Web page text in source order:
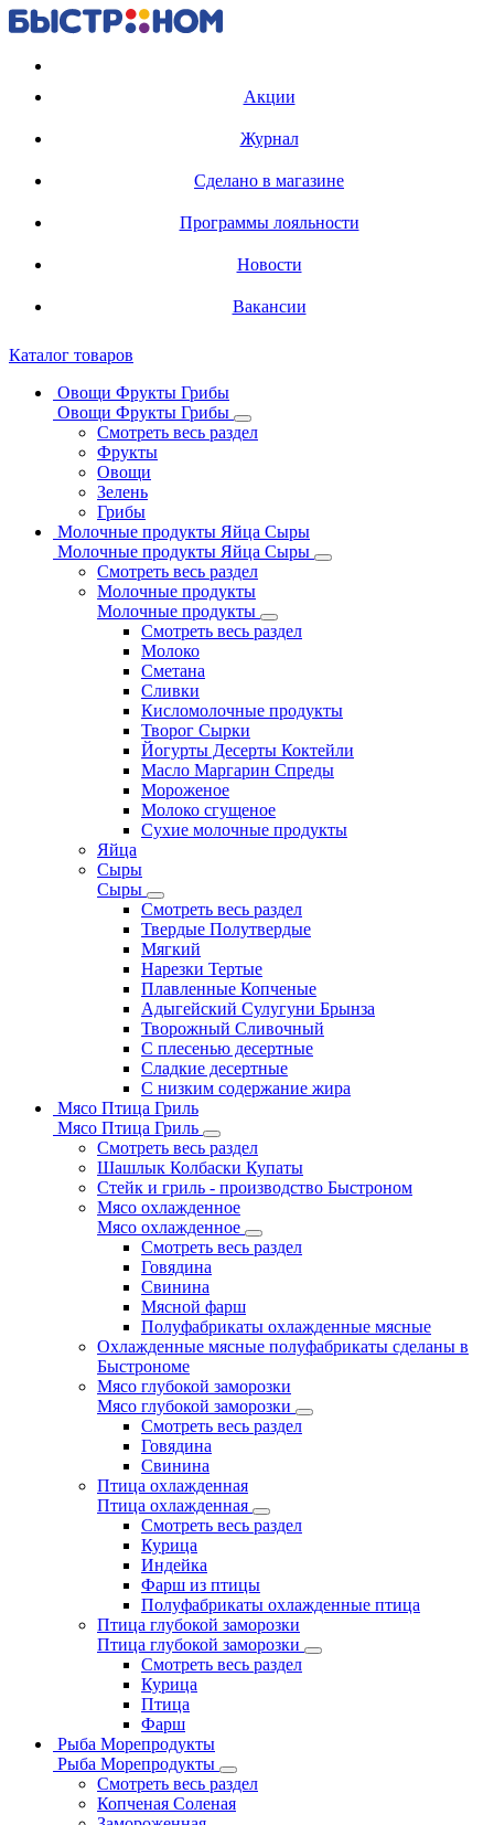
Акции
Журнал
Сделано в магазине
Программы лояльности
Новости
Вакансии
Каталог товаров
Овощи Фрукты Грибы
Овощи Фрукты Грибы
Смотреть весь раздел
Фрукты
Овощи
Зелень
Грибы
Молочные продукты Яйца Сыры
Молочные продукты Яйца Сыры
Смотреть весь раздел
Молочные продукты
Молочные продукты
Смотреть весь раздел
Молоко
Сметана
Сливки
Кисломолочные продукты
Творог Сырки
Йогурты Десерты Коктейли
Масло Маргарин Спреды
Мороженое
Молоко сгущеное
Сухие молочные продукты
Яйца
Сыры
Сыры
Смотреть весь раздел
Твердые Полутвердые
Мягкий
Нарезки Тертые
Плавленные Копченые
Адыгейский Сулугуни Брынза
Творожный Сливочный
С плесенью десертные
Сладкие десертные
С низким содержание жира
Мясо Птица Гриль
Мясо Птица Гриль
Смотреть весь раздел
Шашлык Колбаски Купаты
Стейк и гриль - производство Быстроном
Мясо охлажденное
Мясо охлажденное
Смотреть весь раздел
Говядина
Свинина
Мясной фарш
Полуфабрикаты охлажденные мясные
Охлажденные мясные полуфабрикаты сделаны в
Быстрономе
Мясо глубокой заморозки
Мясо глубокой заморозки
Смотреть весь раздел
Говядина
Свинина
Птица охлажденная
Птица охлажденная
Смотреть весь раздел
Курица
Индейка
Фарш из птицы
Полуфабрикаты охлажденные птица
Птица глубокой заморозки
Птица глубокой заморозки
Смотреть весь раздел
Курица
Птица
Фарш
Рыба Морепродукты
Рыба Морепродукты
Смотреть весь раздел
Копченая Соленая